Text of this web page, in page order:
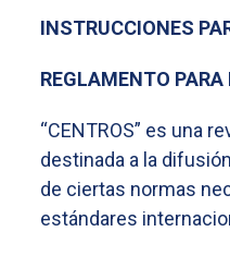
INSTRUCCIONES
REGLAMENTO
“CENTROS” es una
destinada a la
de ciertas normas
estándares